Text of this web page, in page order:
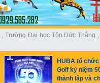
,Trường Đại học Tôn Đức Thắng
HUBA tổ chức
Golf kỷ niệm
thành lập và